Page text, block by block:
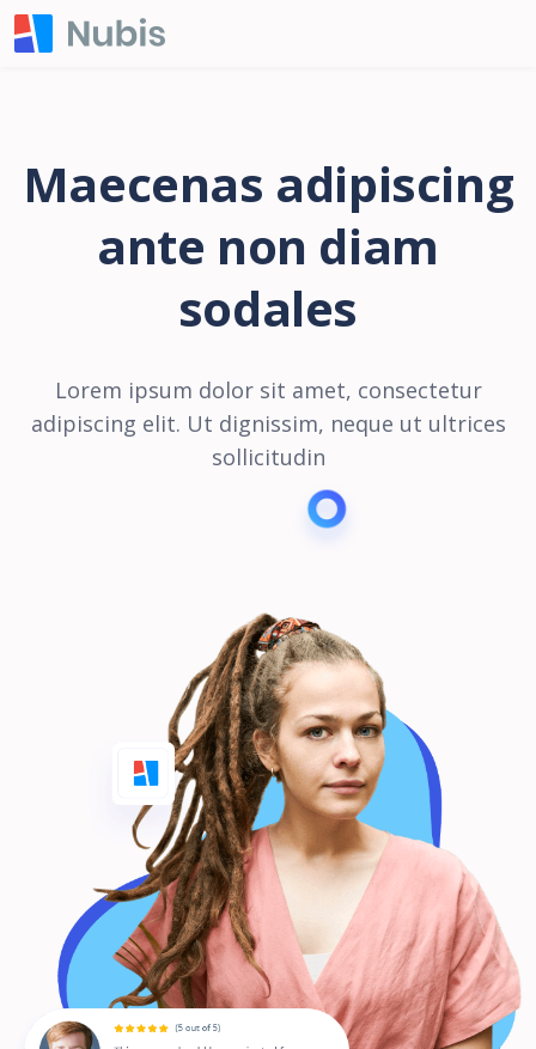
Maecenas adipiscing
ante non diam
sodales
Lorem ipsum dolor sit amet, consectetur
adipiscing elit. Ut dignissim, neque ut ultrices
sollicitudin